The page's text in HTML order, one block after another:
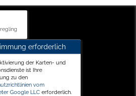
erforderlich
der Karten- und
ist Ihre
zu den
vom
Google LLC erforderlich.